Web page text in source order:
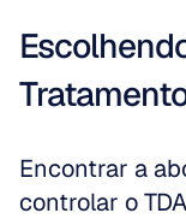
Encontrar a
controlar o